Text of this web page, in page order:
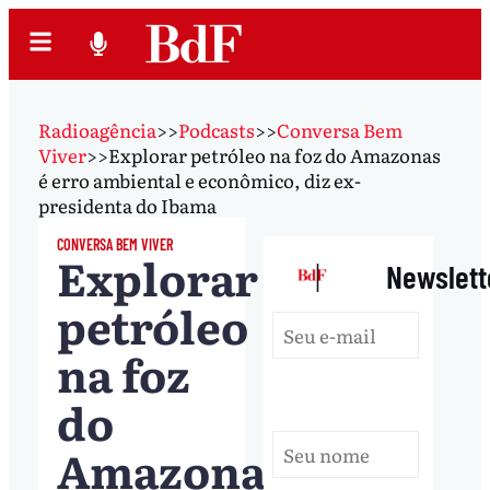
Radioagência>>Podcasts>>Conversa Bem
Viver>>Explorar petróleo na foz do Amazonas
é erro ambiental e econômico, diz ex-
presidenta do Ibama
CONVERSA BEM VIVER
Explorar
petróleo
na foz
do
Amazonas
|